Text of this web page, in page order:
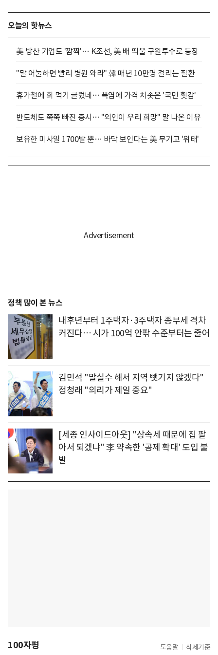
오늘의 핫뉴스
美 방산 기업도 '깜짝'… K조선, 美 배 띄울 구원투수로 등장
"말 어눌하면 빨리 병원 와라" 韓 매년 10만명 걸리는 질환
휴가철에 회 먹기 글렀네… 폭염에 가격 치솟은 '국민 횟감'
반도체도 쭉쭉 빠진 증시… "외인이 우리 희망" 말 나온 이유
보유한 미사일 1700발 뿐… 바닥 보인다는 美 무기고 '위태'
정책 많이 본 뉴스
내후년부터 1주택자·3주택자 종부세 격차
커진다… 시가 100억 안팎 수준부터는 줄어
김민석 "말실수 해서 지역 뺏기지 않겠다"
정청래 "의리가 제일 중요"
[세종 인사이드아웃] "상속세 때문에 집 팔
아서 되겠냐" 李 약속한 '공제 확대' 도입 불
발
100자평 도움말 삭제기준